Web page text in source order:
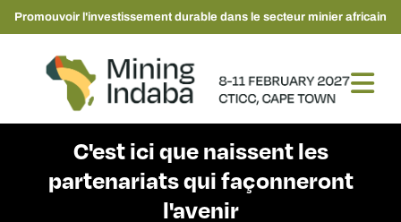
Promouvoir l'investissement durable dans le secteur minier africain
C'est ici que naissent les
partenariats qui façonneront
l'avenir